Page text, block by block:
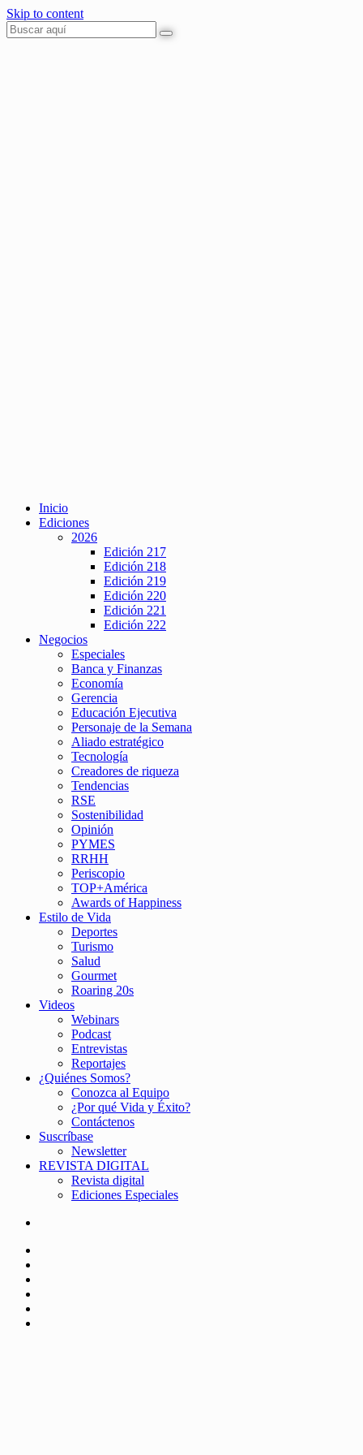
Skip to content
Inicio
Ediciones
2026
Edición 217
Edición 218
Edición 219
Edición 220
Edición 221
Edición 222
Negocios
Especiales
Banca y Finanzas
Economía
Gerencia
Educación Ejecutiva
Personaje de la Semana
Aliado estratégico
Tecnología
Creadores de riqueza
Tendencias
RSE
Sostenibilidad
Opinión
PYMES
RRHH
Periscopio
TOP+América
Awards of Happiness
Estilo de Vida
Deportes
Turismo
Salud
Gourmet
Roaring 20s
Videos
Webinars
Podcast
Entrevistas
Reportajes
¿Quiénes Somos?
Conozca al Equipo
¿Por qué Vida y Éxito?
Contáctenos
Suscríbase
Newsletter
REVISTA DIGITAL
Revista digital
Ediciones Especiales